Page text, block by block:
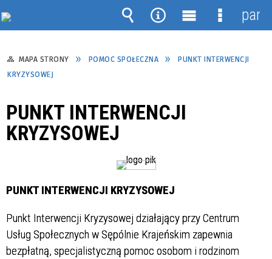
MAPA STRONY POMOC SPOŁECZNA
PUNKT INTERWENCJI
KRYZYSOWEJ
PUNKT INTERWENCJI
KRYZYSOWEJ
PUNKT INTERWENCJI KRYZYSOWEJ
Punkt Interwencji Kryzysowej działający przy Centrum
Usług Społecznych w Sępólnie Krajeńskim zapewnia
bezpłatną, specjalistyczną pomoc osobom i rodzinom
Wyszukiwarka
Narzędzia
MenuMenu